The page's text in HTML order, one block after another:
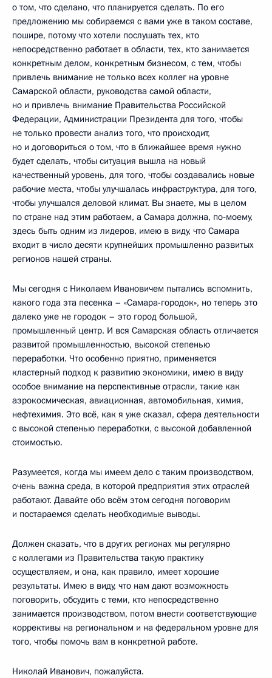
о том, что сделано, что планируется сделать. По его
предложению мы собираемся с вами уже в таком составе,
пошире, потому что хотели послушать тех, кто
непосредственно работает в области, тех, кто занимается
конкретным делом, конкретным бизнесом, с тем, чтобы
привлечь внимание не только всех коллег на уровне
Самарской области, руководства самой области,
но и привлечь внимание Правительства Российской
Федерации, Администрации Президента для того, чтобы
не только провести анализ того, что происходит,
но и договориться о том, что в ближайшее время нужно
будет сделать, чтобы ситуация вышла на новый
качественный уровень, для того, чтобы создавались новые
рабочие места, чтобы улучшалась инфраструктура, для того,
чтобы улучшался деловой климат. Вы знаете, мы в целом
по стране над этим работаем, а Самара должна, по‑моему,
здесь быть одним из лидеров, имею в виду, что Самара
входит в число десяти крупнейших промышленно развитых
регионов нашей страны.
Мы сегодня с Николаем Ивановичем пытались вспомнить,
какого года эта песенка – «Самара-городок», но теперь это
далеко уже не городок – это город большой,
промышленный центр. И вся Самарская область отличается
развитой промышленностью, высокой степенью
переработки. Что особенно приятно, применяется
кластерный подход к развитию экономики, имею в виду
особое внимание на перспективные отрасли, такие как
аэрокосмическая, авиационная, автомобильная, химия,
нефтехимия. Это всё, как я уже сказал, сфера деятельности
с высокой степенью переработки, с высокой добавленной
стоимостью.
Разумеется, когда мы имеем дело с таким производством,
очень важна среда, в которой предприятия этих отраслей
работают. Давайте обо всём этом сегодня поговорим
и постараемся сделать необходимые выводы.
Должен сказать, что в других регионах мы регулярно
с коллегами из Правительства такую практику
осуществляем, и она, как правило, имеет хорошие
результаты. Имею в виду, что нам дают возможность
поговорить, обсудить с теми, кто непосредственно
занимается производством, потом внести соответствующие
коррективы на региональном и на федеральном уровне для
того, чтобы помочь вам в конкретной работе.
Николай Иванович, пожалуйста.